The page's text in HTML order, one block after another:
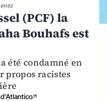
(PCF) la
Bouhafs est
été condamné en
propos racistes